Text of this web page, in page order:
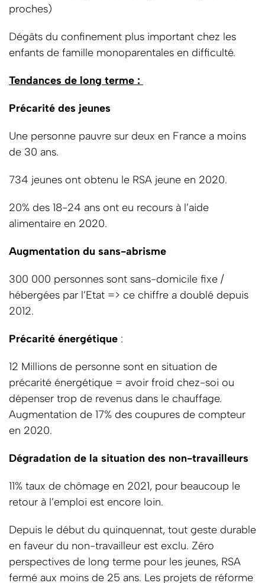
proches)
Dégâts du confinement plus important chez les
enfants de famille monoparentales en difficulté.
Tendances de long terme :
Précarité des jeunes
Une personne pauvre sur deux en France a moins
de 30 ans.
734 jeunes ont obtenu le RSA jeune en 2020.
20% des 18-24 ans ont eu recours à l’aide
alimentaire en 2020.
Augmentation du sans-abrisme
300 000 personnes sont sans-domicile fixe /
hébergées par l’Etat => ce chiffre a doublé depuis
2012.
Précarité énergétique :
12 Millions de personne sont en situation de
précarité énergétique = avoir froid chez-soi ou
dépenser trop de revenus dans le chauffage.
Augmentation de 17% des coupures de compteur
en 2020.
Dégradation de la situation des non-travailleurs
11% taux de chômage en 2021, pour beaucoup le
retour à l’emploi est encore loin.
Depuis le début du quinquennat, tout geste durable
en faveur du non-travailleur est exclu. Zéro
perspectives de long terme pour les jeunes, RSA
fermé aux moins de 25 ans. Les projets de réforme